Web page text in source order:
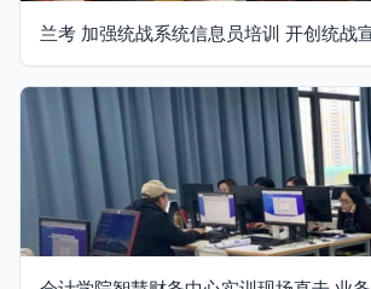
兰考 加强统战系统信息员培训 开创统战